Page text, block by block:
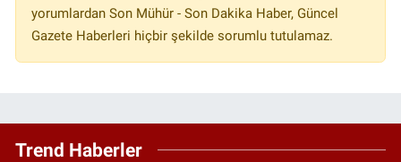
yorumlardan Son Mühür - Son Dakika Haber, Güncel
Gazete Haberleri hiçbir şekilde sorumlu tutulamaz.
Trend Haberler